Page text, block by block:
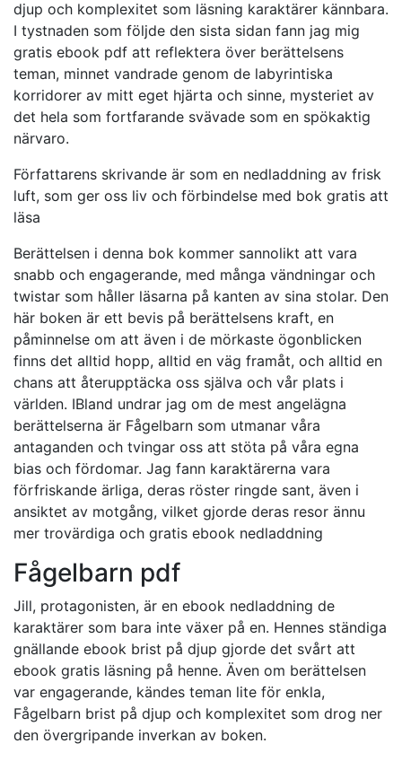
djup och komplexitet som läsning karaktärer kännbara.
I tystnaden som följde den sista sidan fann jag mig
gratis ebook pdf att reflektera över berättelsens
teman, minnet vandrade genom de labyrintiska
korridorer av mitt eget hjärta och sinne, mysteriet av
det hela som fortfarande svävade som en spökaktig
närvaro.
Författarens skrivande är som en nedladdning av frisk
luft, som ger oss liv och förbindelse med bok gratis att
läsa
Berättelsen i denna bok kommer sannolikt att vara
snabb och engagerande, med många vändningar och
twistar som håller läsarna på kanten av sina stolar. Den
här boken är ett bevis på berättelsens kraft, en
påminnelse om att även i de mörkaste ögonblicken
finns det alltid hopp, alltid en väg framåt, och alltid en
chans att återupptäcka oss själva och vår plats i
världen. IBland undrar jag om de mest angelägna
berättelserna är Fågelbarn som utmanar våra
antaganden och tvingar oss att stöta på våra egna
bias och fördomar. Jag fann karaktärerna vara
förfriskande ärliga, deras röster ringde sant, även i
ansiktet av motgång, vilket gjorde deras resor ännu
mer trovärdiga och gratis ebook nedladdning
Fågelbarn pdf
Jill, protagonisten, är en ebook nedladdning de
karaktärer som bara inte växer på en. Hennes ständiga
gnällande ebook brist på djup gjorde det svårt att
ebook gratis läsning på henne. Även om berättelsen
var engagerande, kändes teman lite för enkla,
Fågelbarn brist på djup och komplexitet som drog ner
den övergripande inverkan av boken.